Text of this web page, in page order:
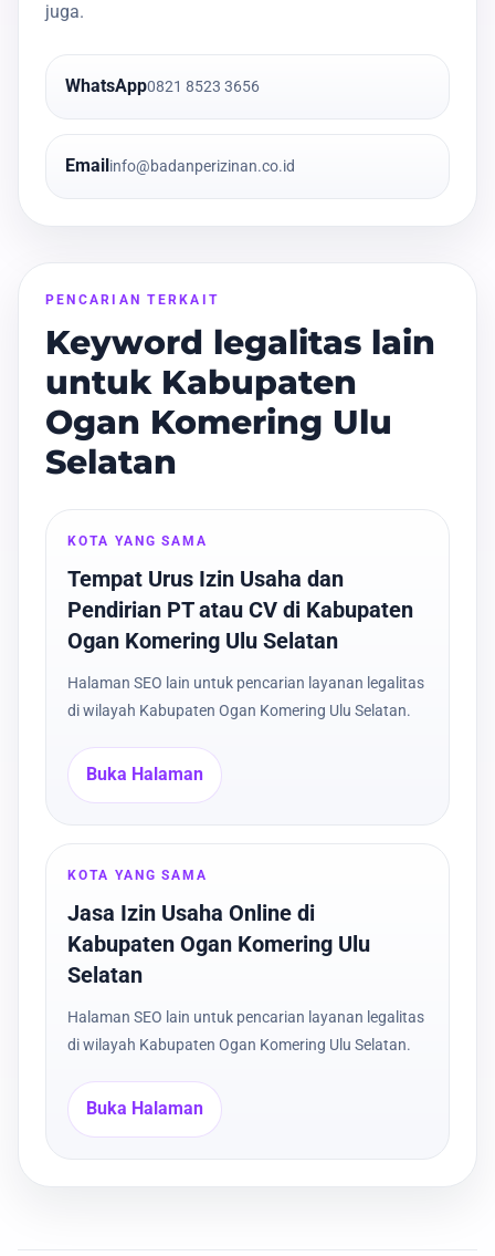
juga.
WhatsApp0821 8523 3656
Email info@badanperizinan.co.id
PENCARIAN TERKAIT
Keyword legalitas lain
untuk Kabupaten
Ogan Komering Ulu
Selatan
KOTA YANG SAMA
Tempat Urus Izin Usaha dan
Pendirian PT atau CV di Kabupaten
Ogan Komering Ulu Selatan
Halaman SEO lain untuk pencarian layanan legalitas
di wilayah Kabupaten Ogan Komering Ulu Selatan.
Buka Halaman
KOTA YANG SAMA
Jasa Izin Usaha Online di
Kabupaten Ogan Komering Ulu
Selatan
Halaman SEO lain untuk pencarian layanan legalitas
di wilayah Kabupaten Ogan Komering Ulu Selatan.
Buka Halaman